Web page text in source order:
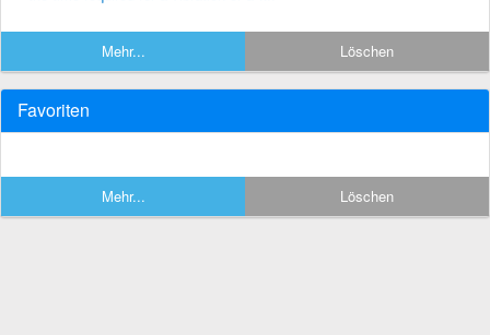
Mehr... Löschen
Favoriten
Mehr... Löschen